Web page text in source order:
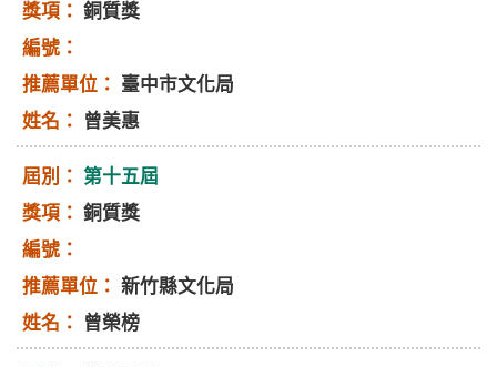
銅質獎
臺中市文化局
曾美惠
第十五屆
銅質獎
新竹縣文化局
曾榮榜